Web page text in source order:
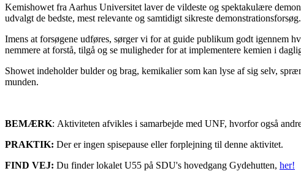
Kemishowet fra Aarhus Universitet laver de vildeste og spektakulære
udvalgt de bedste, mest relevante og samtidigt sikreste demonstrationsforsøg.
Imens at forsøgene udføres, sørger vi for at guide publikum godt igennem
nemmere at forstå, tilgå og se muligheder for at implementere kemien i
Showet indeholder bulder og brag, kemikalier som kan lyse af sig selv,
munden.
BEMÆRK: Aktiviteten afvikles i samarbejde med UNF, hvorfor også
PRAKTIK: Der er ingen spisepause eller forplejning til denne aktivitet.
FIND VEJ: Du finder lokalet U55 på SDU's hovedgang Gydehutten, her!